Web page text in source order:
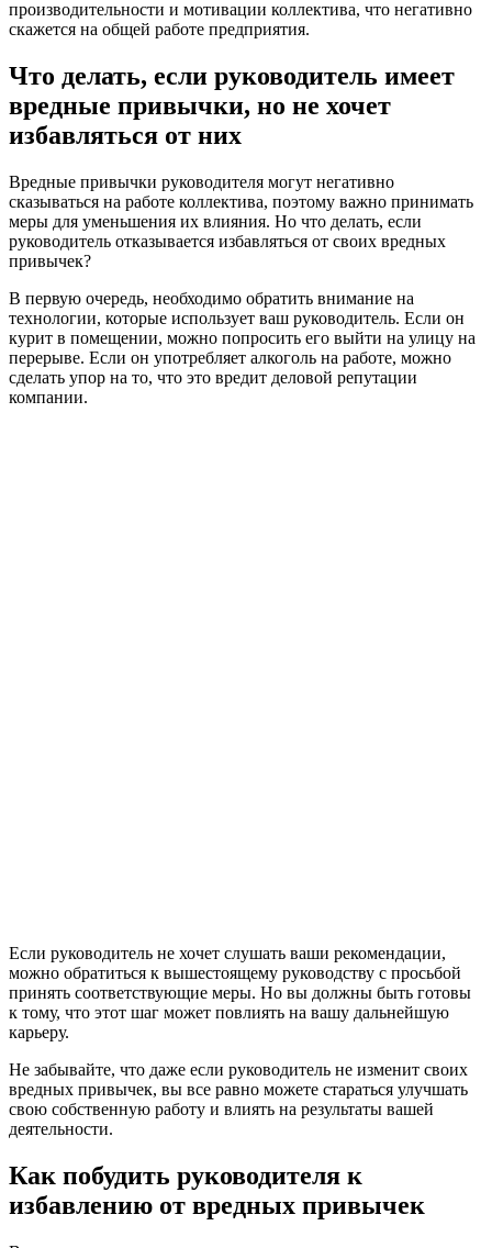
производительности и мотивации коллектива, что негативно
скажется на общей работе предприятия.
Что делать, если руководитель имеет
вредные привычки, но не хочет
избавляться от них
Вредные привычки руководителя могут негативно
сказываться на работе коллектива, поэтому важно принимать
меры для уменьшения их влияния. Но что делать, если
руководитель отказывается избавляться от своих вредных
привычек?
В первую очередь, необходимо обратить внимание на
технологии, которые использует ваш руководитель. Если он
курит в помещении, можно попросить его выйти на улицу на
перерыве. Если он употребляет алкоголь на работе, можно
сделать упор на то, что это вредит деловой репутации
компании.
Если руководитель не хочет слушать ваши рекомендации,
можно обратиться к вышестоящему руководству с просьбой
принять соответствующие меры. Но вы должны быть готовы
к тому, что этот шаг может повлиять на вашу дальнейшую
карьеру.
Не забывайте, что даже если руководитель не изменит своих
вредных привычек, вы все равно можете стараться улучшать
свою собственную работу и влиять на результаты вашей
деятельности.
Как побудить руководителя к
избавлению от вредных привычек